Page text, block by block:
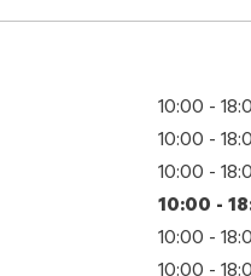
10:00 -
10:00 -
10:00 -
10:00 -
10:00 -